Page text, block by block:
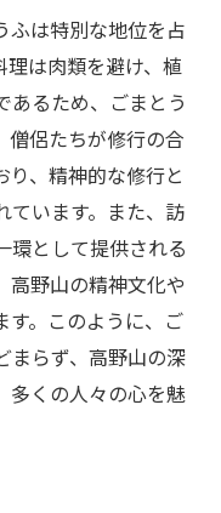
ふは特別な地位を占
は肉類を避け、植
あるため、ごまとう
僧侶たちが修行の合
、精神的な修行と
ています。また、訪
環として提供される
高野山の精神文化や
す。このように、ご
まらず、高野山の深
多くの人々の心を魅